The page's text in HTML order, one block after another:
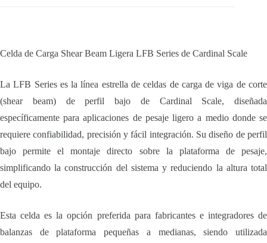
Celda de Carga Shear Beam Ligera LFB Series de Cardinal Scale
La LFB Series es la línea estrella de celdas de carga de viga de corte
(shear beam) de perfil bajo de Cardinal Scale, diseñada
específicamente para aplicaciones de pesaje ligero a medio donde se
requiere confiabilidad, precisión y fácil integración. Su diseño de perfil
bajo permite el montaje directo sobre la plataforma de pesaje,
simplificando la construcción del sistema y reduciendo la altura total
del equipo.
Esta celda es la opción preferida para fabricantes e integradores de
balanzas de plataforma pequeñas a medianas, siendo utilizada